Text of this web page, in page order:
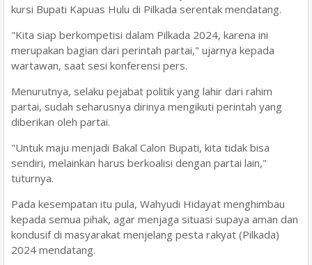
kursi Bupati Kapuas Hulu di Pilkada serentak mendatang.
"Kita siap berkompetisi dalam Pilkada 2024, karena ini
merupakan bagian dari perintah partai," ujarnya kepada
wartawan, saat sesi konferensi pers.
Menurutnya, selaku pejabat politik yang lahir dari rahim
partai, sudah seharusnya dirinya mengikuti perintah yang
diberikan oleh partai.
"Untuk maju menjadi Bakal Calon Bupati, kita tidak bisa
sendiri, melainkan harus berkoalisi dengan partai lain,"
tuturnya.
Pada kesempatan itu pula, Wahyudi Hidayat menghimbau
kepada semua pihak, agar menjaga situasi supaya aman dan
kondusif di masyarakat menjelang pesta rakyat (Pilkada)
2024 mendatang.